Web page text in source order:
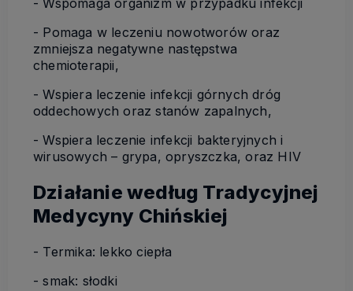
- Pomaga w leczeniu nowotworów oraz
zmniejsza negatywne następstwa
chemioterapii,
- Wspiera leczenie infekcji górnych dróg
oddechowych oraz stanów zapalnych,
- Wspiera leczenie infekcji bakteryjnych i
wirusowych – grypa, opryszczka, oraz HIV
Działanie według Tradycyjnej
Medycyny Chińskiej
- Termika: lekko ciepła
- smak: słodki